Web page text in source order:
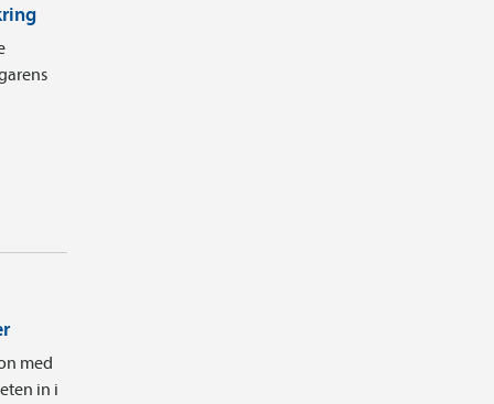
med
in i